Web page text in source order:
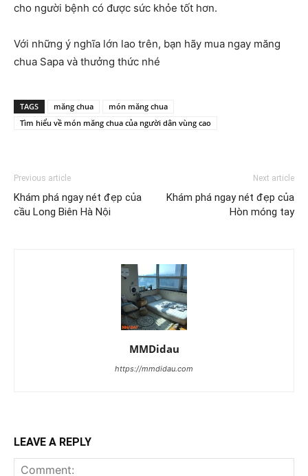
cho người bệnh có được sức khỏe tốt hơn.
Với những ý nghĩa lớn lao trên, bạn hãy mua ngay măng
chua Sapa và thưởng thức nhé
TAGS măng chua
món măng chua
Tìm hiểu về món măng chua của người dân vùng cao
Previous article
Khám phá ngay nét đẹp của
cầu Long Biên Hà Nội
Next article
Khám phá ngay nét đẹp của
Hòn móng tay
MMDidau
https://mmdidau.com
LEAVE A REPLY